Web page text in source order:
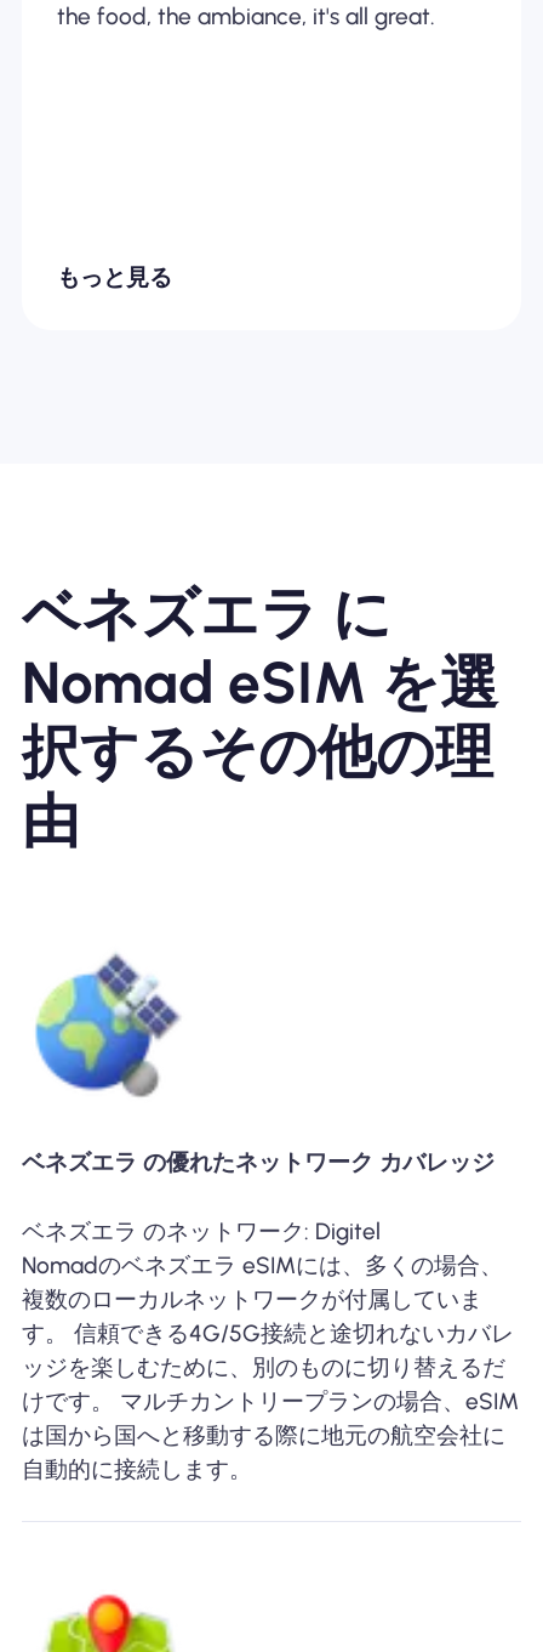
the food, the ambiance, it's all great.
もっと見る
ベネズエラ に
Nomad eSIM を選
択するその他の理
由
ベネズエラ の優れたネットワーク カバレッジ
ベネズエラ のネットワーク: Digitel
Nomadのベネズエラ eSIMには、多くの場合、
複数のローカルネットワークが付属していま
す。 信頼できる4G/5G接続と途切れないカバレ
ッジを楽しむために、別のものに切り替えるだ
けです。 マルチカントリープランの場合、eSIM
は国から国へと移動する際に地元の航空会社に
自動的に接続します。